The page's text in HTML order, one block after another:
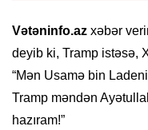
Vətəninfo.az xəbər
deyib ki, Tramp istəsə,
“Mən Usamə bin
Tramp məndən
hazıram!”